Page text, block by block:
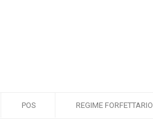
POS REGIME FORFETTARIO